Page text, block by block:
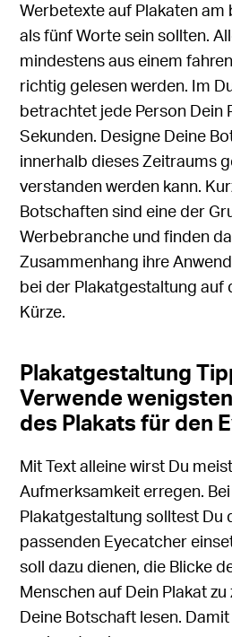
Werbetexte auf Plakaten am
als fünf Worte sein sollten.
mindestens aus einem
richtig gelesen werden. Im
betrachtet jede Person Dein
Sekunden. Designe Deine
innerhalb dieses Zeitraums
verstanden werden kann.
Botschaften sind eine der
Werbebranche und finden
Zusammenhang ihre
bei der Plakatgestaltung auf
Kürze.
Plakatgestaltung
Verwende
des Plakats für den
Mit Text alleine wirst Du
Aufmerksamkeit erregen.
Plakatgestaltung solltest Du
passenden Eyecatcher
soll dazu dienen, die Blicke
Menschen auf Dein Plakat
Deine Botschaft lesen.